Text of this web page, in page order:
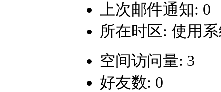
上次邮件通知: 0
所在时区: 使用
空间访问量: 3
好友数: 0